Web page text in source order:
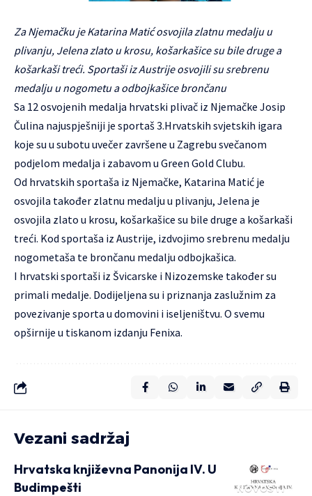
Za Njemačku je Katarina Matić osvojila zlatnu medalju u
plivanju, Jelena zlato u krosu, košarkašice su bile druge a
košarkaši treći. Sportaši iz Austrije osvojili su srebrenu
medalju u nogometu a odbojkašice brončanu
Sa 12 osvojenih medalja hrvatski plivač iz Njemačke Josip
Čulina najuspješniji je sportaš 3.Hrvatskih svjetskih igara
koje su u subotu uvečer završene u Zagrebu svečanom
podjelom medalja i zabavom u Green Gold Clubu.
Od hrvatskih sportaša iz Njemačke, Katarina Matić je
osvojila također zlatnu medalju u plivanju, Jelena je
osvojila zlato u krosu, košarkašice su bile druge a košarkaši
treći. Kod sportaša iz Austrije, izdvojimo srebrenu medalju
nogometaša te brončanu medalju odbojkašica.
I hrvatski sportaši iz Švicarske i Nizozemske također su
primali medalje. Dodijeljena su i priznanja zaslužnim za
povezivanje sporta u domovini i iseljeništvu. O svemu
opširnije u tiskanom izdanju Fenixa.
Vezani sadržaj
NOVOSTI
Hrvatska književna Panonija IV. U
Budimpešti